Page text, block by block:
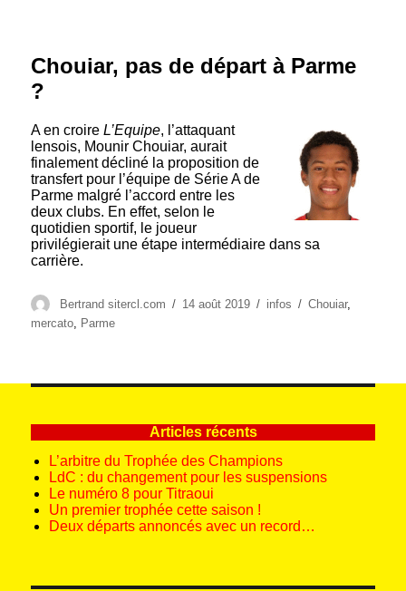
Chouiar, pas de départ à Parme
?
A en croireL’Equipe, l’attaquant
lensois, Mounir Chouiar, aurait
finalement décliné la proposition de
transfert pour l’équipe de Série A de
Parme malgré l’accord entre les
deux clubs. En effet, selon le
quotidien sportif, le joueur
privilégierait une étape intermédiaire dans sa
carrière.
Auteur
Bertrand sitercl.com
Publié
14 août 2019 Catégories
infos Étiquettes
Chouiar,
mercato, Parme
Articles récents
L’arbitre du Trophée des Champions
LdC : du changement pour les suspensions
Le numéro 8 pour Titraoui
Un premier trophée cette saison !
Deux départs annoncés avec un record…